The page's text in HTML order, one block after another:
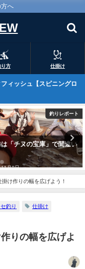
へ
り方 仕掛け
ィッシュ【スピニングロ
釣りレポート
ブ3FCの最終戦に参加！
月10日
け作りの幅を広げよう！
釣り 仕掛け
りの幅を広げよ